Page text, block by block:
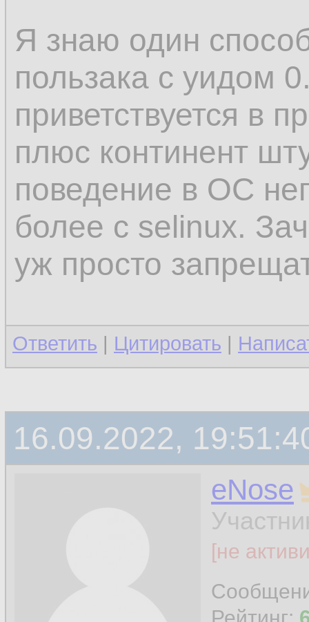
Я знаю один
пользака с уидом
приветствуется в
плюс континент
поведение в ОС
более с selinux.
уж просто
Ответить | Цитировать |
16.09.2022,
eNose
[не